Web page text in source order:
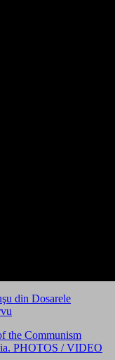
din Dosarele
the Communism
PHOTOS / VIDEO